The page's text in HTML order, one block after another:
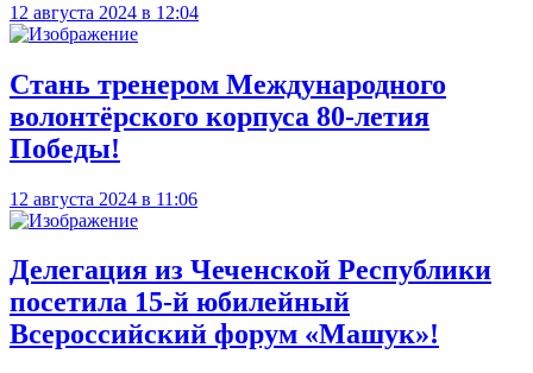
12 августа 2024 в 12:04
Стань тренером Международного
волонтёрского корпуса 80-летия
Победы!
12 августа 2024 в 11:06
Делегация из Чеченской Республики
посетила 15-й юбилейный
Всероссийский форум «Машук»!